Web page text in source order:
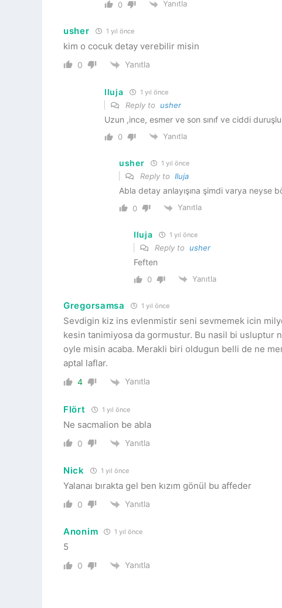
0 Yanıtla
usher 1 yıl önce
kim o cocuk detay verebilir misin
0 Yanıtla
Iluja 1 yıl önce
Reply to usher
Uzun ,ince, esmer ve son sınıf ve ciddi
0 Yanıtla
usher 1 yıl önce
Reply to Iluja
Abla detay anlayışına şimdi varya neyse
0 Yanıtla
Iluja 1 yıl önce
Reply to usher
Feften
0 Yanıtla
Gregorsamsa 1 yıl önce
Sevdigin kiz ins evlenmistir seni sevmemek icin
kesin tanimiyosa da gormustur. Bu nasil bi usluptur
oyle misin acaba. Merakli biri oldugun belli de ne
aptal laflar.
4 Yanıtla
Flört 1 yıl önce
Ne sacmalion be abla
0 Yanıtla
Nick 1 yıl önce
Yalanaı bırakta gel ben kızım gönül bu affeder
0 Yanıtla
Anonim 1 yıl önce
5
0 Yanıtla